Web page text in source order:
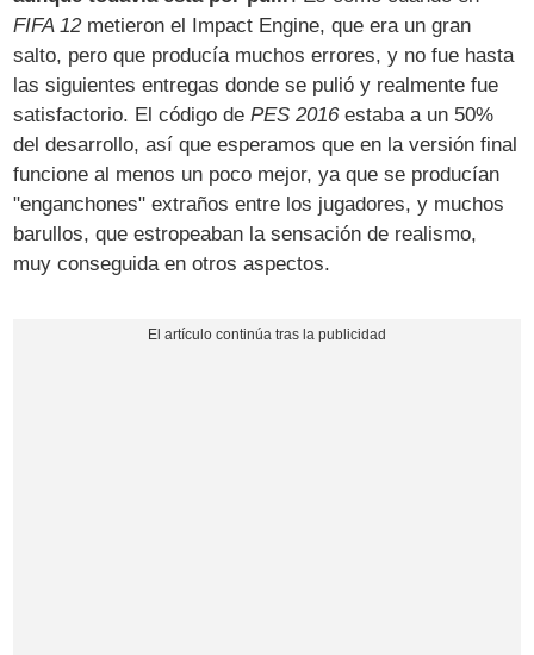
FIFA 12metieron el Impact Engine, que era un gran
salto, pero que producía muchos errores, y no fue hasta
las siguientes entregas donde se pulió y realmente fue
satisfactorio. El código dePES 2016estaba a un 50%
del desarrollo, así que esperamos que en la versión final
funcione al menos un poco mejor, ya que se producían
"enganchones" extraños entre los jugadores, y muchos
barullos, que estropeaban la sensación de realismo,
muy conseguida en otros aspectos.